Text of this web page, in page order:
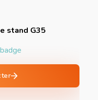
stand G35